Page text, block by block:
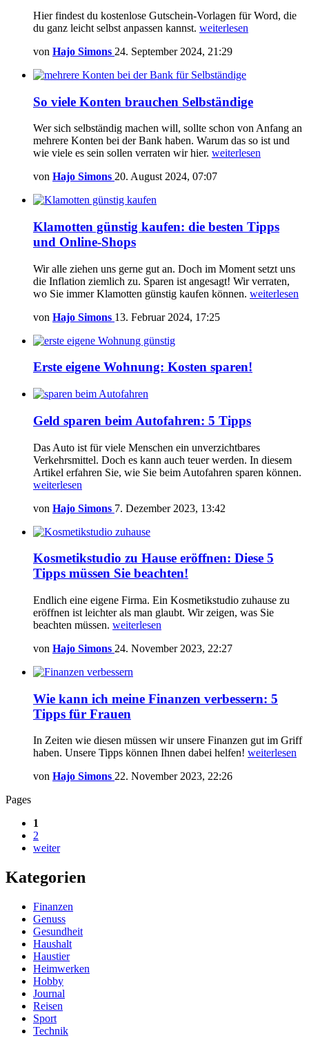
Hier findest du kostenlose Gutschein-Vorlagen für Word, die
du ganz leicht selbst anpassen kannst. weiterlesen
von Hajo Simons 24. September 2024, 21:29
So viele Konten brauchen Selbständige
Wer sich selbständig machen will, sollte schon von Anfang an
mehrere Konten bei der Bank haben. Warum das so ist und
wie viele es sein sollen verraten wir hier. weiterlesen
von Hajo Simons 20. August 2024, 07:07
Klamotten günstig kaufen: die besten Tipps
und Online-Shops
Wir alle ziehen uns gerne gut an. Doch im Moment setzt uns
die Inflation ziemlich zu. Sparen ist angesagt! Wir verraten,
wo Sie immer Klamotten günstig kaufen können. weiterlesen
von Hajo Simons 13. Februar 2024, 17:25
Erste eigene Wohnung: Kosten sparen!
Geld sparen beim Autofahren: 5 Tipps
Das Auto ist für viele Menschen ein unverzichtbares
Verkehrsmittel. Doch es kann auch teuer werden. In diesem
Artikel erfahren Sie, wie Sie beim Autofahren sparen können.
weiterlesen
von Hajo Simons 7. Dezember 2023, 13:42
Kosmetikstudio zu Hause eröffnen: Diese 5
Tipps müssen Sie beachten!
Endlich eine eigene Firma. Ein Kosmetikstudio zuhause zu
eröffnen ist leichter als man glaubt. Wir zeigen, was Sie
beachten müssen. weiterlesen
von Hajo Simons 24. November 2023, 22:27
Wie kann ich meine Finanzen verbessern: 5
Tipps für Frauen
In Zeiten wie diesen müssen wir unsere Finanzen gut im Griff
haben. Unsere Tipps können Ihnen dabei helfen! weiterlesen
von Hajo Simons 22. November 2023, 22:26
Pages
1
2
weiter
Kategorien
Finanzen
Genuss
Gesundheit
Haushalt
Haustier
Heimwerken
Hobby
Journal
Reisen
Sport
Technik